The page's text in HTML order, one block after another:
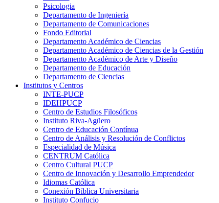
Psicologia
Departamento de Ingeniería
Departamento de Comunicaciones
Fondo Editorial
Departamento Académico de Ciencias
Departamento Académico de Ciencias de la Gestión
Departamento Académico de Arte y Diseño
Departamento de Educación
Departamento de Ciencias
Institutos y Centros
INTE-PUCP
IDEHPUCP
Centro de Estudios Filosóficos
Instituto Riva-Agüero
Centro de Educación Contínua
Centro de Análisis y Resolución de Conflictos
Especialidad de Música
CENTRUM Católica
Centro Cultural PUCP
Centro de Innovación y Desarrollo Emprendedor
Idiomas Católica
Conexión Bíblica Universitaria
Instituto Confucio